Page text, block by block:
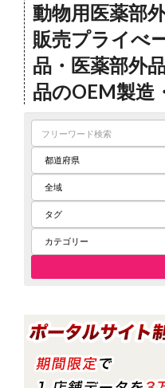
動物用医薬部
販売プライべ
品・医薬部外
品のOEM製造